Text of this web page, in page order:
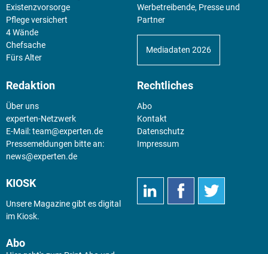
Existenz­vorsorge
Pflege versichert
4 Wände
Chefsache
Fürs Alter
Werbetreibende, Presse und
Partner
Mediadaten 2026
Redaktion
Über uns
experten-Netzwerk
E-Mail:team@experten.de
Pressemeldungen bitte an:
news@experten.de
Rechtliches
Abo
Kontakt
Datenschutz
Impressum
KIOSK
Unsere Magazine gibt es digital
im Kiosk.
Abo